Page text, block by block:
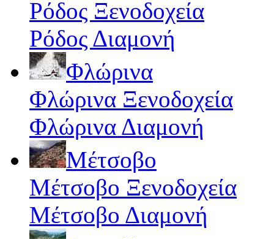
Ρόδος Ξενοδοχεία
Ρόδος Διαμονή
Φλώρινα
Φλώρινα Ξενοδοχεία
Φλώρινα Διαμονή
Μέτσοβο
Μέτσοβο Ξενοδοχεία
Μέτσοβο Διαμονή